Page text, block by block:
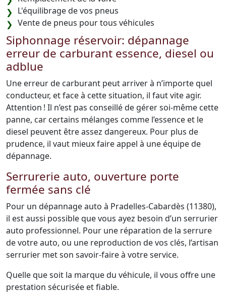
L'équilibrage de vos pneus
Vente de pneus pour tous véhicules
Siphonnage réservoir: dépannage
erreur de carburant essence, diesel ou
adblue
Une erreur de carburant peut arriver à n’importe quel
conducteur, et face à cette situation, il faut vite agir.
Attention ! Il n’est pas conseillé de gérer soi-même cette
panne, car certains mélanges comme l’essence et le
diesel peuvent être assez dangereux. Pour plus de
prudence, il vaut mieux faire appel à une équipe de
dépannage.
Serrurerie auto, ouverture porte
fermée sans clé
Pour un dépannage auto à Pradelles-Cabardès (11380),
il est aussi possible que vous ayez besoin d’un serrurier
auto professionnel. Pour une réparation de la serrure
de votre auto, ou une reproduction de vos clés, l’artisan
serrurier met son savoir-faire à votre service.
Quelle que soit la marque du véhicule, il vous offre une
prestation sécurisée et fiable.